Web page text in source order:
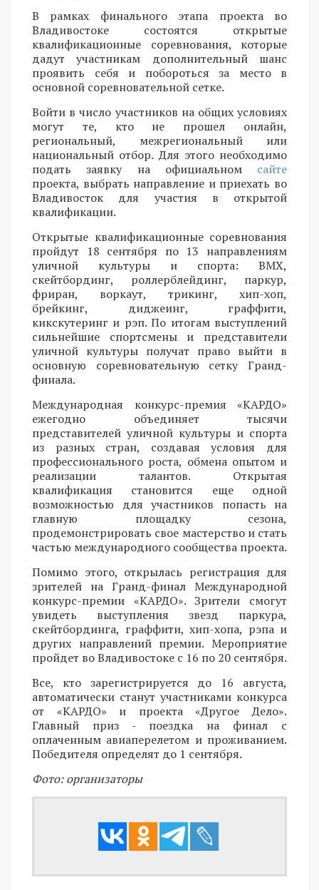
В рамках финального этапа проекта во
Владивостоке состоятся открытые
квалификационные соревнования, которые
дадут участникам дополнительный шанс
проявить себя и побороться за место в
основной соревновательной сетке.
Войти в число участников на общих условиях
могут те, кто не прошел онлайн,
региональный, межрегиональный или
национальный отбор. Для этого необходимо
подать заявку на официальном сайте
проекта, выбрать направление и приехать во
Владивосток для участия в открытой
квалификации.
Открытые квалификационные соревнования
пройдут 18 сентября по 13 направлениям
уличной культуры и спорта: BMX,
скейтбординг, роллерблейдинг, паркур,
фриран, воркаут, трикинг, хип-хоп,
брейкинг, диджеинг, граффити,
кикскутеринг и рэп. По итогам выступлений
сильнейшие спортсмены и представители
уличной культуры получат право выйти в
основную соревновательную сетку Гранд-
финала.
Международная конкурс-премия «КАРДО»
ежегодно объединяет тысячи
представителей уличной культуры и спорта
из разных стран, создавая условия для
профессионального роста, обмена опытом и
реализации талантов. Открытая
квалификация становится еще одной
возможностью для участников попасть на
главную площадку сезона,
продемонстрировать свое мастерство и стать
частью международного сообщества проекта.
Помимо этого, открылась регистрация для
зрителей на Гранд-финал Международной
конкурс-премии «КАРДО». Зрители смогут
увидеть выступления звезд паркура,
скейтбординга, граффити, хип-хопа, рэпа и
других направлений премии. Мероприятие
пройдет во Владивостоке с 16 по 20 сентября.
Все, кто зарегистрируется до 16 августа,
автоматически станут участниками конкурса
от «КАРДО» и проекта «Другое Дело».
Главный приз - поездка на финал с
оплаченным авиаперелетом и проживанием.
Победителя определят до 1 сентября.
Фото: организаторы